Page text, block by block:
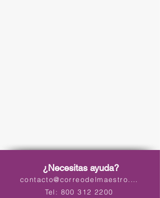
¿Necesitas ayuda?
contacto@correodelmaestro.com
Tel: 800 312 2200